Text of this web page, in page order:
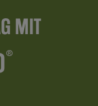
MIT
®